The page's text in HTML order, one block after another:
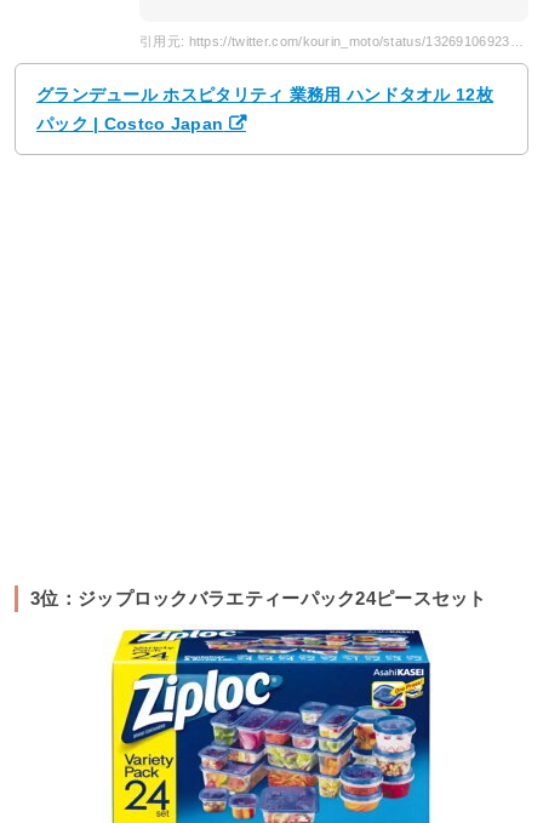
引用元: https://twitter.com/kourin_moto/status/1326910692360904707
グランデュール ホスピタリティ 業務用 ハンドタオル 12枚
パック | Costco Japan
3位：ジップロックバラエティーパック24ピースセット